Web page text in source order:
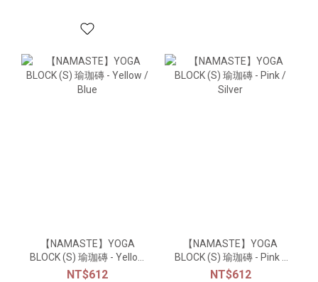
【NAMASTE】YOGA
BLOCK (S) 瑜珈磚 - Yellow
/ Blue
NT$612
【NAMASTE】YOGA
BLOCK (S) 瑜珈磚 - Pink /
Silver
NT$612